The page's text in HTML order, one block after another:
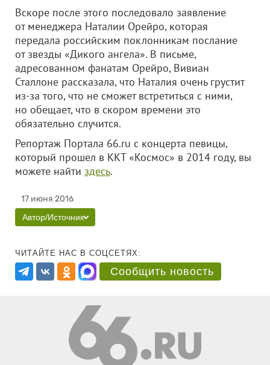
Вскоре после этого последовало заявление
от менеджера Наталии Орейро, которая
передала российским поклонникам послание
от звезды «Дикого ангела». В письме,
адресованном фанатам Орейро, Вивиан
Сталлоне рассказала, что Наталия очень грустит
из-за того, что не сможет встретиться с ними,
но обещает, что в скором времени это
обязательно случится.
Репортаж Портала 66.ru с концерта певицы,
который прошел в ККТ «Космос» в 2014 году, вы
можете найти здесь.
17 июня 2016
Автор/Источник
ЧИТАЙТЕ НАС В СОЦСЕТЯХ:
Сообщить новость